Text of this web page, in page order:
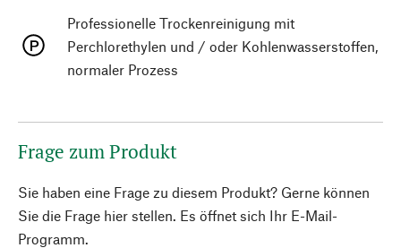
Professionelle Trockenreinigung mit
Perchlorethylen und / oder Kohlenwasserstoffen,
normaler Prozess
Frage zum Produkt
Sie haben eine Frage zu diesem Produkt? Gerne können
Sie die Frage hier stellen. Es öffnet sich Ihr E-Mail-
Programm.